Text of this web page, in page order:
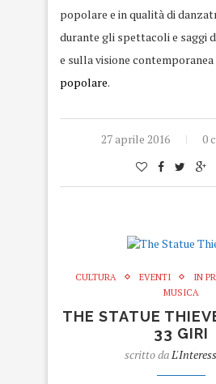
popolare e in qualità di
durante gli spettacoli e saggi
e sulla visione
popolare.
27 aprile 2016 0
CULTURA EVENTI
IN
MUSICA
THE STATUE
33 GIRI
scritto da